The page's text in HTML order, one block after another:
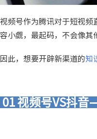
视频号作为腾讯对于短视频
容小觑，最起码，不会像其
因此，想要开辟新渠道的知
01 视频号VS抖